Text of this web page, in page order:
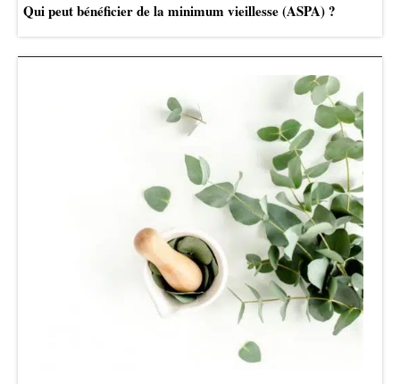
Qui peut bénéficier de la minimum vieillesse (ASPA) ?